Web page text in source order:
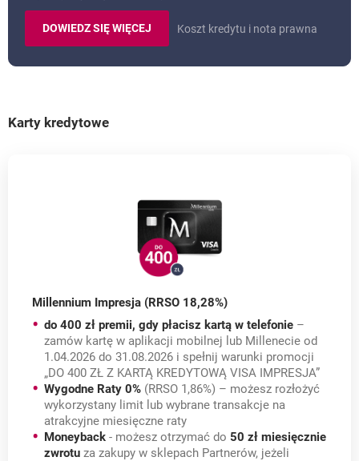
DOWIEDZ SIĘ WIĘCEJO: KARCIE KREDYTOWEJ IMPRESJA.
Koszt kredytu i nota prawna
Karty kredytowe
Millennium Impresja (RRSO 18,28%)
do 400 zł premii, gdy płacisz kartą w telefonie –
zamów kartę w aplikacji mobilnej lub Millenecie od
1.04.2026 do 31.08.2026 i spełnij warunki promocji
„DO 400 ZŁ Z KARTĄ KREDYTOWĄ VISA IMPRESJA”
Wygodne Raty 0% (RRSO 1,86%) – możesz rozłożyć
wykorzystany limit lub wybrane transakcje na
atrakcyjne miesięczne raty
Moneyback - możesz otrzymać do 50 zł miesięcznie
zwrotu za zakupy w sklepach Partnerów, jeżeli